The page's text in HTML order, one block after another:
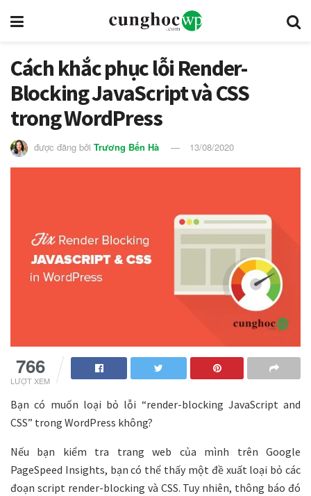
Cách khắc phục lỗi Render-
Blocking JavaScript và CSS
trong WordPress
được đăng bởi Trương Bến Hà 13/08/2020
766
LƯỢT XEM
Bạn có muốn loại bỏ lỗi “render-blocking JavaScript and
CSS” trong WordPress không?
Nếu bạn kiểm tra trang web của mình trên Google
PageSpeed ​​Insights, bạn có thể thấy một đề xuất loại bỏ các
đoạn script render-blocking và CSS. Tuy nhiên, thông báo đó